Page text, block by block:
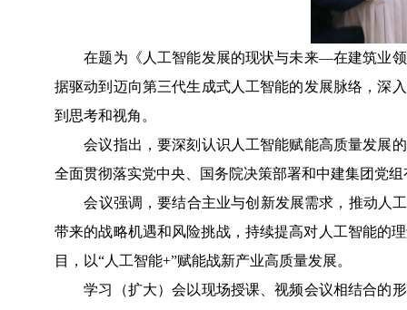
在题为《人工智能发展的现状与未来—在建筑业领
据驱动到迈向第三代生成式人工智能的发展脉络，深
到思考和视角。
会议指出，要深刻认识人工智能赋能高质量发展的
全面贯彻落实党中央、国务院决策部署和中建集团党
会议强调，要结合主业与创新发展需求，推动人工
带来的战略机遇和风险挑战，持续提高对人工智能的
目，以“人工智能+”赋能战新产业高质量发展。
学习（扩大）会以现场授课、视频会议相结合的形